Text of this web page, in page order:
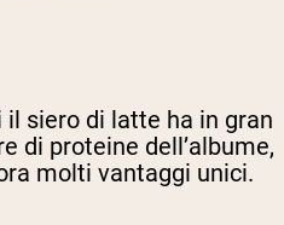
siero di latte ha in gran
di proteine dell’albume,
molti vantaggi unici.